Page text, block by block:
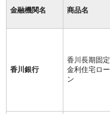
金融機関名 商品名
香川銀行
香川長期固定
金利住宅ロー
ン